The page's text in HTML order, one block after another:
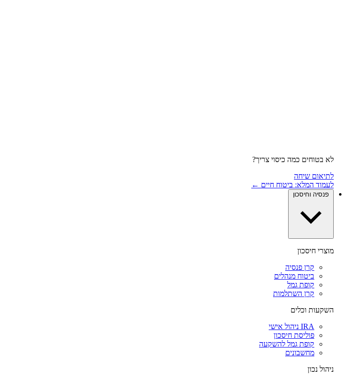
לא בטוחים כמה כיסוי צריך?
לתיאום שיחה
לעמוד המלא: ביטוח חיים ←
פנסיה וחיסכון
מוצרי חיסכון
קרן פנסיה
ביטוח מנהלים
קופת גמל
קרן השתלמות
השקעות וכלים
IRA ניהול אישי
פוליסת חיסכון
קופת גמל להשקעה
מחשבונים
ניהול נכון